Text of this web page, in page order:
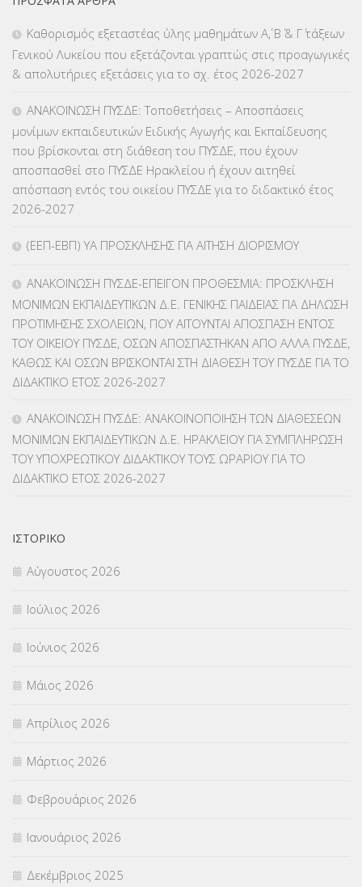
ΕΠΙΜΟΡΦΩΣΗ Τ.Π.Ε.(10)
ΚΕΣΥ(60)
ΚΕΣΥΠ(109)
ΚΠγ – ΚΡΑΤΙΚΟ ΠΙΣΤΟΠΟΙΗΤΙΚΟ ΓΛΩΣΣΟΜΑΘΕΙΑΣ
ΚΠπ- ΚΡΑΤΙΚΟ ΠΙΣΤΟΠΟΙΗΤΙΚΟ ΠΛΗΡΟΦΟΡΙΚΗΣ(12)
ΛΟΙΠΑ(309)
ΜΑΘΗΤΕΙΑ(275)
ΜΕΤΑΘΕΣΕΙΣ-ΤΟΠΟΘΕΤΗΣΕΙΣ ΒΕΛΤΙΩΣΕΙΣ(319)
ΜΕΤΑΦΟΡΑ ΜΑΘΗΤΩΝ(3)
ΝΟΜΟΘΕΣΙΑ(66)
Καθορισμός εξεταστέας ύλης μαθημάτων Α΄, Β΄ & Γ΄ τάξεων
Γενικού Λυκείου που εξετάζονται γραπτώς στις προαγωγικές
& απολυτήριες εξετάσεις για το σχ. έτος 2026-2027
ΑΝΑΚΟΙΝΩΣΗ ΠΥΣΔΕ: Τοποθετήσεις – Αποσπάσεις
μονίμων εκπαιδευτικών Ειδικής Αγωγής και Εκπαίδευσης
που βρίσκονται στη διάθεση του ΠΥΣΔΕ, που έχουν
αποσπασθεί στο ΠΥΣΔΕ Ηρακλείου ή έχουν αιτηθεί
απόσπαση εντός του οικείου ΠΥΣΔΕ για το διδακτικό έτος
2026-2027
(ΕΕΠ-ΕΒΠ) ΥΑ ΠΡΟΣΚΛΗΣΗΣ ΓΙΑ ΑΙΤΗΣΗ ΔΙΟΡΙΣΜΟΥ
ΑΝΑΚΟΙΝΩΣΗ ΠΥΣΔΕ-ΕΠΕΙΓΟΝ ΠΡΟΘΕΣΜΙΑ: ΠΡΟΣΚΛΗΣΗ
ΜΟΝΙΜΩΝ ΕΚΠΑΙΔΕΥΤΙΚΩΝ Δ.Ε. ΓΕΝΙΚΗΣ ΠΑΙΔΕΙΑΣ ΓΙΑ ΔΗΛΩΣΗ
ΠΡΟΤΙΜΗΣΗΣ ΣΧΟΛΕΙΩΝ, ΠΟΥ ΑΙΤΟΥΝΤΑΙ ΑΠΟΣΠΑΣΗ ΕΝΤΟΣ
ΤΟΥ ΟΙΚΕΙΟΥ ΠΥΣΔΕ, ΟΣΩΝ ΑΠΟΣΠΑΣΤΗΚΑΝ ΑΠΟ ΑΛΛΑ ΠΥΣΔΕ,
ΚΑΘΩΣ ΚΑΙ ΟΣΩΝ ΒΡΙΣΚΟΝΤΑΙ ΣΤΗ ΔΙΑΘΕΣΗ ΤΟΥ ΠΥΣΔΕ ΓΙΑ ΤΟ
ΔΙΔΑΚΤΙΚΟ ΕΤΟΣ 2026-2027
ΑΝΑΚΟΙΝΩΣΗ ΠΥΣΔΕ: ΑΝΑΚΟΙΝΟΠΟΙΗΣΗ ΤΩΝ ΔΙΑΘΕΣΕΩΝ
ΜΟΝΙΜΩΝ ΕΚΠΑΙΔΕΥΤΙΚΩΝ Δ.Ε. ΗΡΑΚΛΕΙΟΥ ΓΙΑ ΣΥΜΠΛΗΡΩΣΗ
ΤΟΥ ΥΠΟΧΡΕΩΤΙΚΟΥ ΔΙΔΑΚΤΙΚΟΥ ΤΟΥΣ ΩΡΑΡΙΟΥ ΓΙΑ ΤΟ
ΔΙΔΑΚΤΙΚΟ ΕΤΟΣ 2026-2027
ΙΣΤΟΡΙΚΌ
Αύγουστος 2026
Ιούλιος 2026
Ιούνιος 2026
Μάιος 2026
Απρίλιος 2026
Μάρτιος 2026
Φεβρουάριος 2026
Ιανουάριος 2026
Δεκέμβριος 2025